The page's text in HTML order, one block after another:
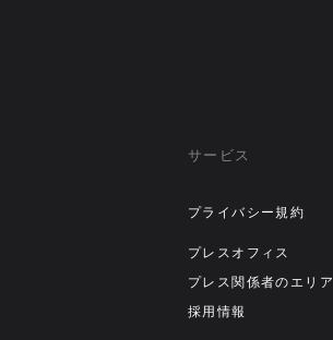
サービス
プライバシー規約
プレスオフィス
プレス関係者のエリア
採用情報